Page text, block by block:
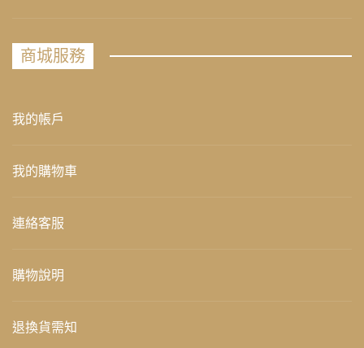
商城服務
我的帳戶
我的購物車
連絡客服
購物說明
退換貨需知